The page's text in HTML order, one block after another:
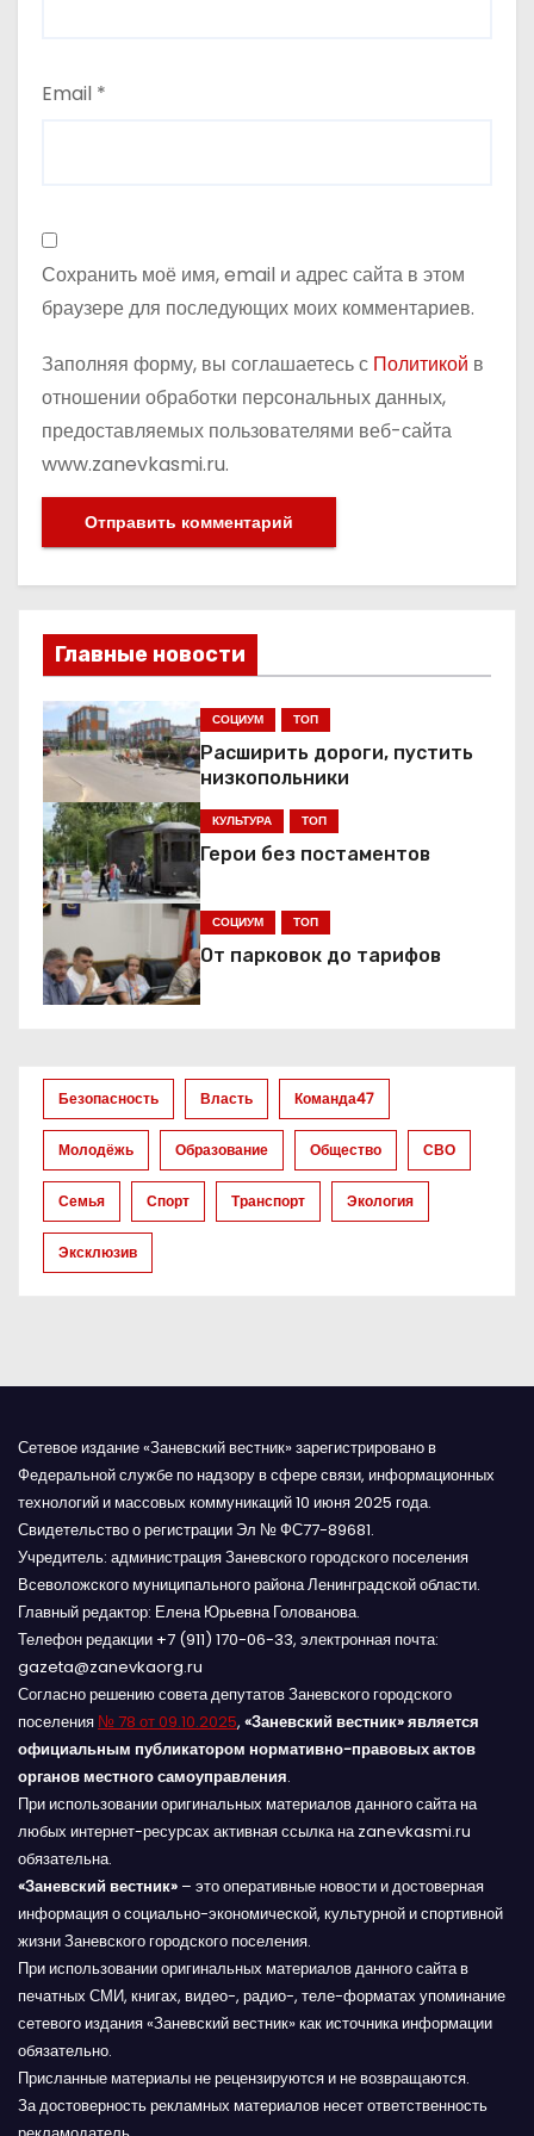
Email *
Сохранить моё имя, email и адрес сайта в этом
браузере для последующих моих комментариев.
Заполняя форму, вы соглашаетесь с Политикой в
отношении обработки персональных данных,
предоставляемых пользователями веб-сайта
www.zanevkasmi.ru.
Главные новости
СОЦИУМ ТОП
Расширить дороги, пустить
низкопольники
КУЛЬТУРА ТОП
Герои без постаментов
СОЦИУМ ТОП
От парковок до тарифов
Безопасность Власть Команда47
Молодёжь Образование Общество СВО
Семья Спорт Транспорт Экология
Эксклюзив
Сетевое издание «Заневский вестник» зарегистрировано в
Федеральной службе по надзору в сфере связи, информационных
технологий и массовых коммуникаций 10 июня 2025 года.
Свидетельство о регистрации Эл № ФС77-89681.
Учредитель: администрация Заневского городского поселения
Всеволожского муниципального района Ленинградской области.
Главный редактор: Елена Юрьевна Голованова.
Телефон редакции +7 (911) 170-06-33, электронная почта:
gazeta@zanevkaorg.ru
Согласно решению совета депутатов Заневского городского
поселения № 78 от 09.10.2025, «Заневский вестник» является
официальным публикатором нормативно-правовых актов
органов местного самоуправления.
При использовании оригинальных материалов данного сайта на
любых интернет-ресурсах активная ссылка на zanevkasmi.ru
обязательна.
«Заневский вестник» – это оперативные новости и достоверная
информация о социально-экономической, культурной и спортивной
жизни Заневского городского поселения.
При использовании оригинальных материалов данного сайта в
печатных СМИ, книгах, видео-, радио-, теле-форматах упоминание
сетевого издания «Заневский вестник» как источника информации
обязательно.
Присланные материалы не рецензируются и не возвращаются.
За достоверность рекламных материалов несет ответственность